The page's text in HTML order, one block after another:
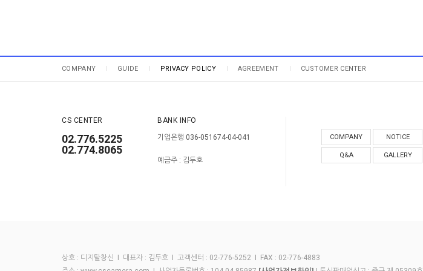
COMPANY GUIDE PRIVACY POLICY AGREEMENT CUSTOMER CENTER
CS CENTER
02.776.5225
02.774.8065
BANK INFO
기업은행 036-051674-04-041
예금주 : 김두호
COMPANY NOTICE
Q&A GALLERY
상호 : 디지탈창신 I 대표자 : 김두호 I 고객센터 : 02-776-5252 I FAX : 02-776-4883